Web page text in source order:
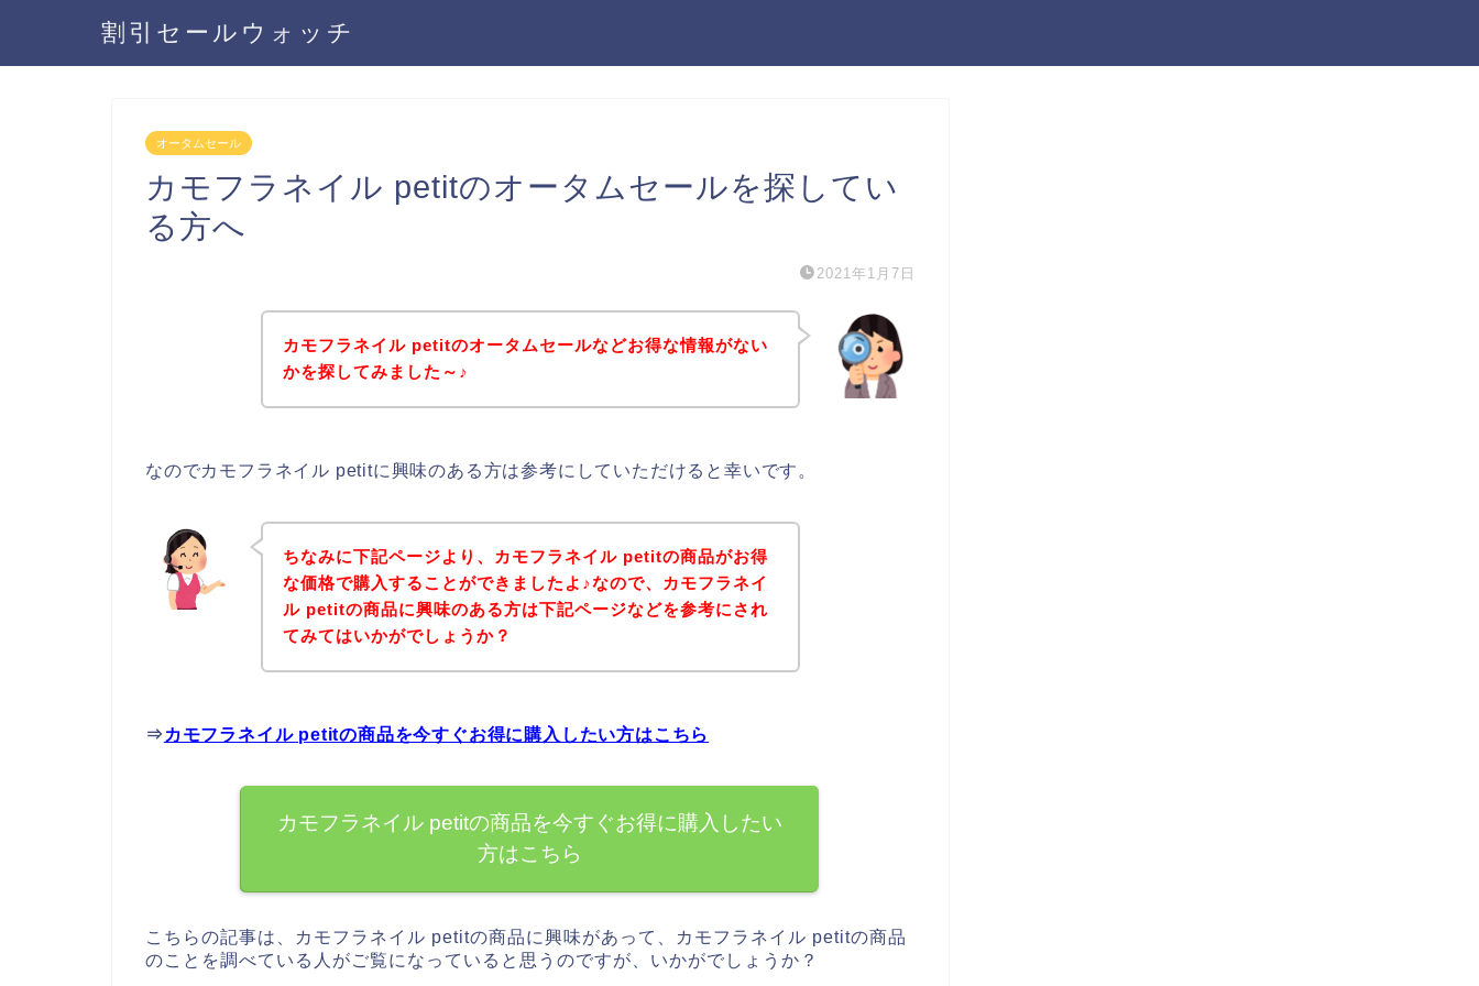
割引セールウォッチ
オータムセール
カモフラネイル petitのオータムセールを探してい
る方へ
2021年1月7日
カモフラネイル petitのオータムセールなどお得な情報がない
かを探してみました～♪
なのでカモフラネイル petitに興味のある方は参考にしていただけると幸いです。
ちなみに下記ページより、カモフラネイル petitの商品がお得
な価格で購入することができましたよ♪なので、カモフラネイ
ル petitの商品に興味のある方は下記ページなどを参考にされ
てみてはいかがでしょうか？
⇒ カモフラネイル petitの商品を今すぐお得に購入したい方はこちら
カモフラネイル petitの商品を今すぐお得に購入したい
方はこちら
こちらの記事は、カモフラネイル petitの商品に興味があって、カモフラネイル petitの商品
のことを調べている人がご覧になっていると思うのですが、いかがでしょうか？